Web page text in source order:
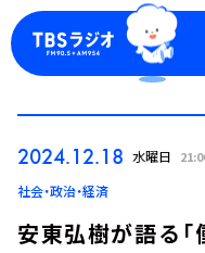
2024.12.18 水曜日
社会・政治・経済
安東弘樹が語る「